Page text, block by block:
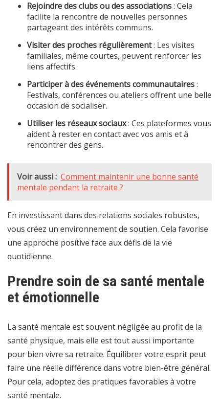
Rejoindre des clubs ou des associations: Cela
facilite la rencontre de nouvelles personnes
partageant des intérêts communs.
Visiter des proches régulièrement: Les visites
familiales, même courtes, peuvent renforcer les
liens affectifs.
Participer à des événements communautaires:
Festivals, conférences ou ateliers offrent une belle
occasion de socialiser.
Utiliser les réseaux sociaux: Ces plateformes vous
aident à rester en contact avec vos amis et à
rencontrer des gens.
Voir aussi : Comment maintenir une bonne santé
mentale pendant la retraite ?
En investissant dans des relations sociales robustes,
vous créez un environnement de soutien. Cela favorise
une approche positive face aux défis de la vie
quotidienne.
Prendre soin de sa santé mentale
et émotionnelle
La santé mentale est souvent négligée au profit de la
santé physique, mais elle est tout aussi importante
pour bien vivre sa retraite. Équilibrer votre esprit peut
faire une réelle différence dans votre bien-être général.
Pour cela, adoptez des pratiques favorables à votre
santé mentale.